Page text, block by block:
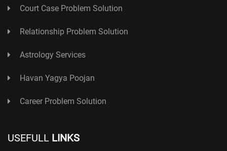
Court Case Problem Solution
Relationship Problem Solution
Astrology Services
Havan Yagya Poojan
Career Problem Solution
USEFULL LINKS